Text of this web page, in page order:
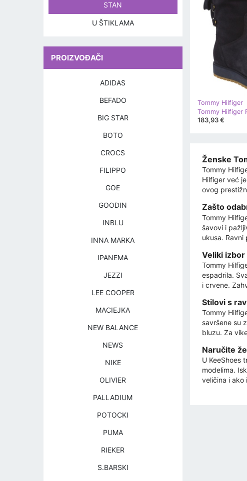
Tommy Hilfiger
Tommy Hilfiger
183,93 €
Ženske
Tommy
Hilfiger već
ovog
Zašto
Tommy
šavovi i
ukusa.
Veliki
Tommy
espadrila.
i crvene.
Stilovi s
Tommy
savršene su
bluzu. Za
Naručite
U KeeShoes
modelima.
veličina i ako
STAN
U ŠTIKLAMA
PROIZVOĐAČI
ADIDAS
BEFADO
BIG STAR
BOTO
CROCS
FILIPPO
GOE
GOODIN
INBLU
INNA MARKA
IPANEMA
JEZZI
LEE COOPER
MACIEJKA
NEW BALANCE
NEWS
NIKE
OLIVIER
PALLADIUM
POTOCKI
PUMA
RIEKER
S.BARSKI